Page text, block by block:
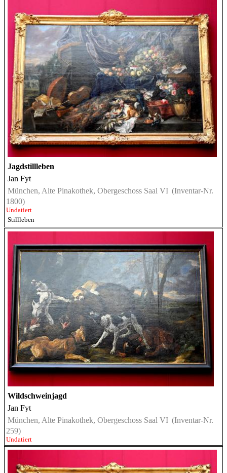
Jagdstillleben
Jan Fyt
München, Alte Pinakothek, Obergeschoss Saal VI (Inventar-Nr.
1800)
Undatiert
Stillleben
Wildschweinjagd
Jan Fyt
München, Alte Pinakothek, Obergeschoss Saal VI (Inventar-Nr.
259)
Undatiert